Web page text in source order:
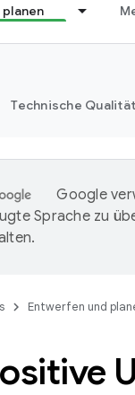
Technische Qualität
Google
Sprache zu
Entwerfen und